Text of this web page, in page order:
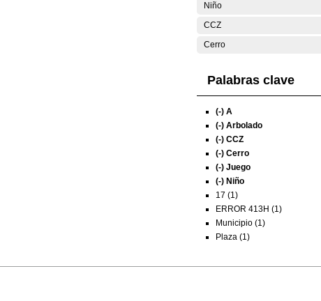
Niño
CCZ
Cerro
Palabras clave
(-) A
(-) Arbolado
(-) CCZ
(-) Cerro
(-) Juego
(-) Niño
17 (1)
ERROR 413H (1)
Municipio (1)
Plaza (1)